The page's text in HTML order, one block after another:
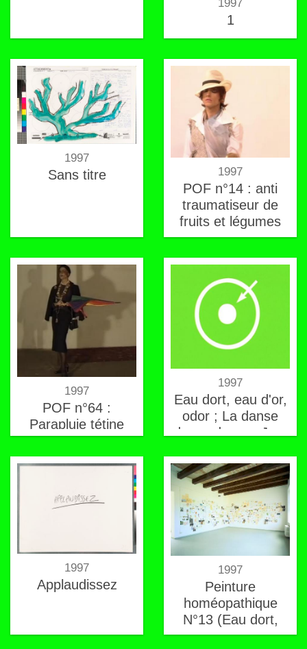
1997
1
1997
Sans titre 1997
POF n°14 : anti
traumatiseur de
fruits et légumes
1997
POF n°64 :
Parapluie tétine
1997
Eau dort, eau d'or,
odor ; La danse
des cadreurs. Jour
1997
Applaudissez
1997
Peinture
homéopathique
N°13 (Eau dort,
eau d'or, odor)